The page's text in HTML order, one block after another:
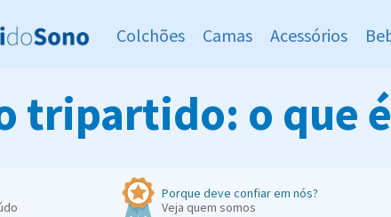
Colchões Camas Acessórios
tripartido: o que
Porque deve confiar em nós?
Veja quem somos